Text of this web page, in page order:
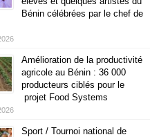
Bénin célébrées par le chef de
Amélioration de la productivité
agricole au Bénin : 36 000
producteurs ciblés pour le
projet Food Systems
Sport / Tournoi national de